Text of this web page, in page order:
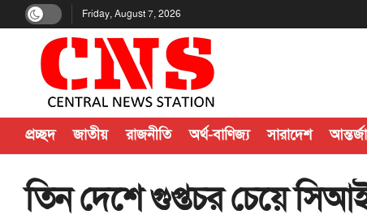
Friday, August 7, 2026
প্রচ্ছদ জাতীয় রাজনীতি অর্থ-বাণিজ্য সারাদেশ
তিন দেশে গুপ্তচর চেয়ে